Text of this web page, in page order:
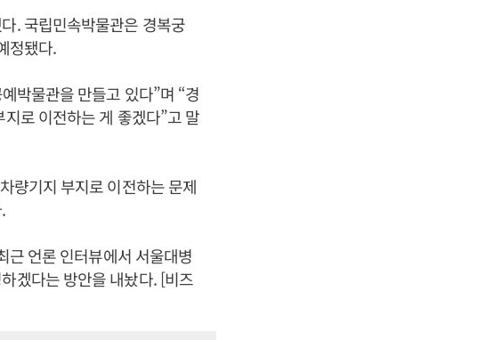
. 국립민속박물관은 경복궁
정됐다.
박물관을 만들고 있다”며 “경
로 이전하는 게 좋겠다”고 말
량기지 부지로 이전하는 문제
근 언론 인터뷰에서 서울대병
겠다는 방안을 내놨다. [비즈